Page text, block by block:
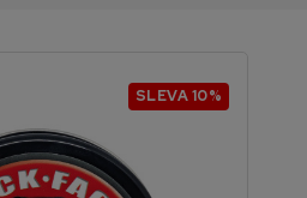
SLEVA 10%